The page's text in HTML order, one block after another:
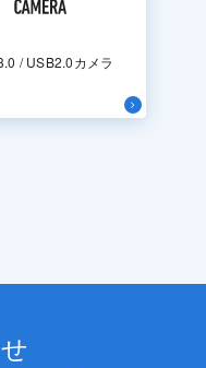
/ USB2.0カメラ